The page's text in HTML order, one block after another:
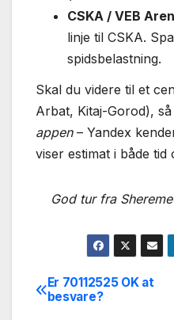
CSKA / VEB
linje til CSKA.
spidsbelastning.
Skal du videre til et
Arbat, Kitaj-Gorod), så
appen– Yandex
viser estimat i både tid
God tur fra
Er 70112525 OK at
besvare?